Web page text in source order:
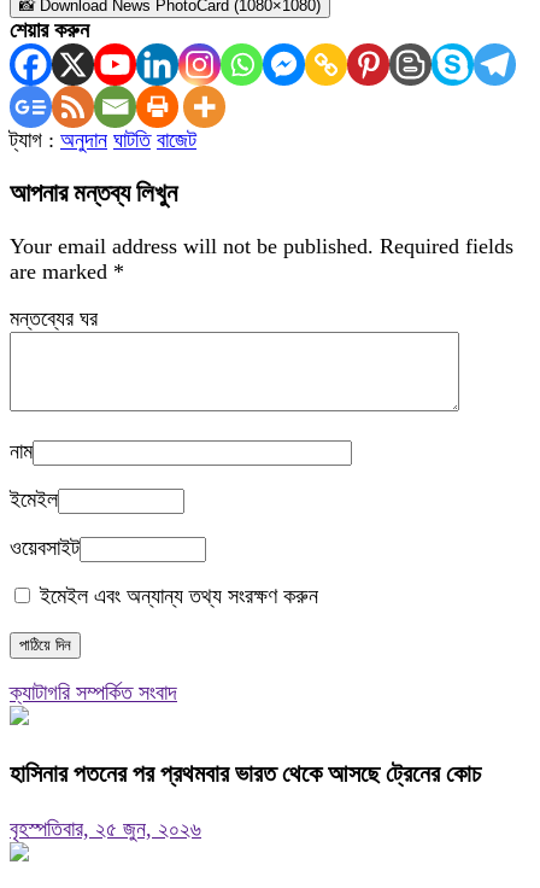
📸 Download News PhotoCard (1080×1080)
শেয়ার করুন
ট্যাগ : অনুদান ঘাটতি বাজেট
আপনার মন্তব্য লিখুন
Your email address will not be published. Required fields
are marked *
মন্তব্যের ঘর
নাম
ইমেইল
ওয়েবসাইট
ইমেইল এবং অন্যান্য তথ্য সংরক্ষণ করুন
ক্যাটাগরি সম্পর্কিত সংবাদ
হাসিনার পতনের পর প্রথমবার ভারত থেকে আসছে ট্রেনের কোচ
বৃহস্পতিবার, ২৫ জুন, ২০২৬